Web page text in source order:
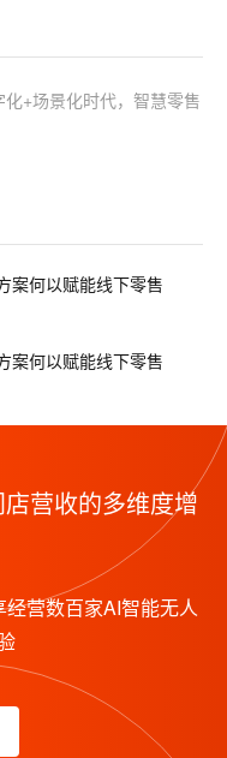
+场景化时代，智慧零售
案何以赋能线下零售
案何以赋能线下零售
营收的多维度增
营数百家AI智能无人